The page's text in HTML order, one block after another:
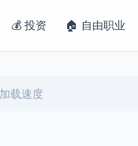
💰 投资 🏠 自由职业
载速度